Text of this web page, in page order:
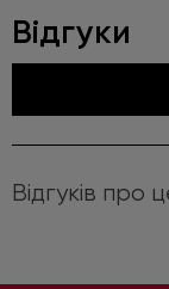
Відгуки
Відгуків про